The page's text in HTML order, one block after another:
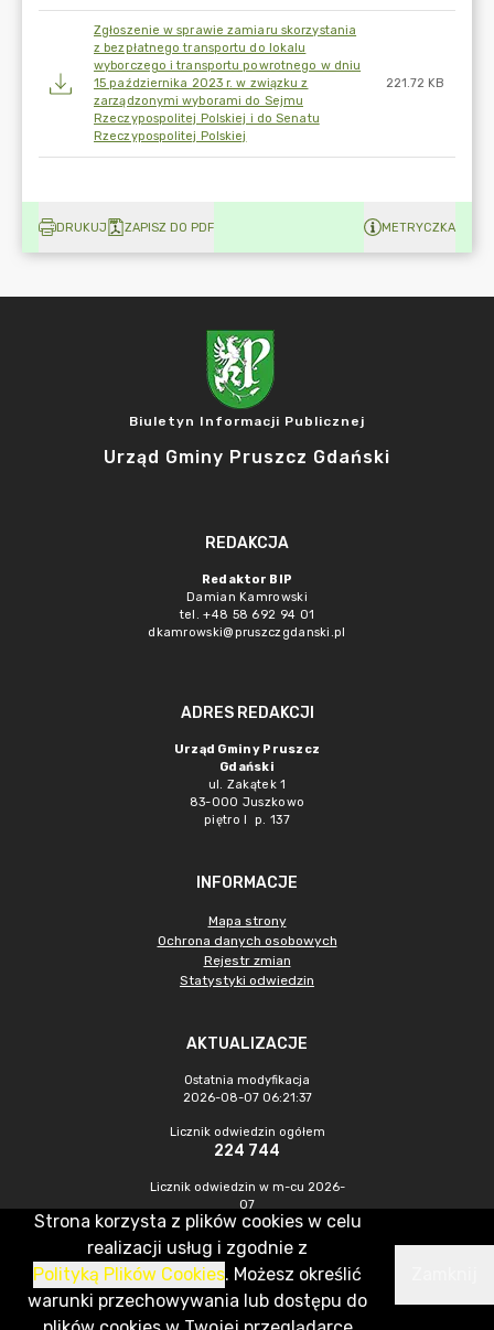
Zgłoszenie w sprawie zamiaru skorzystania
z bezpłatnego transportu do lokalu
wyborczego i transportu powrotnego w dniu
15 października 2023 r. w związku z
zarządzonymi wyborami do Sejmu
Rzeczypospolitej Polskiej i do Senatu
Rzeczypospolitej Polskiej
221.72 KB
DRUKUJ ZAPISZ DO PDF METRYCZKA
Biuletyn Informacji Publicznej
Urząd Gminy Pruszcz Gdański
REDAKCJA
Redaktor BIP
Damian Kamrowski
tel. +48 58 692 94 01
dkamrowski@pruszczgdanski.pl
ADRES REDAKCJI
Urząd Gminy Pruszcz
Gdański
ul. Zakątek 1
83-000 Juszkowo
piętro I p. 137
INFORMACJE
Mapa strony
Ochrona danych osobowych
Rejestr zmian
Statystyki odwiedzin
AKTUALIZACJE
Ostatnia modyfikacja
2026-08-07 06:21:37
Licznik odwiedzin ogółem
224 744
Licznik odwiedzin w m-cu 2026-
07
897
CMS & Hosting: Nefeni Sp. z o.o.
Strona korzysta z plików cookies w celu
realizacji usług i zgodnie z
Polityką Plików Cookies. Możesz określić
warunki przechowywania lub dostępu do